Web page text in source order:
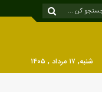
شنبه, ۱۷ مرداد , ۱۴۰۵